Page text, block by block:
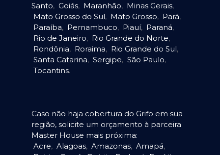
Santo, Goiás, Maranhão, Minas Gerais,
Mato Grosso do Sul, Mato Grosso, Pará,
Paraíba, Pernambuco, Piauí, Paraná,
Rio de Janeiro, Rio Grande do Norte,
Rondônia, Roraima, Rio Grande do Sul,
Santa Catarina, Sergipe, São Paulo,
Tocantins.
Caso não haja cobertura do Grifo em sua
região, solicite um orçamento à parceira
Master House mais próxima:
Acre, Alagoas, Amazonas, Amapá,